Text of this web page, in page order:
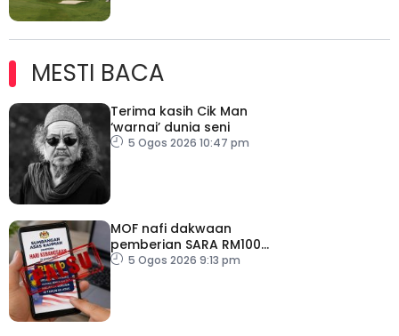
MESTI BACA
Terima kasih Cik Man
‘warnai’ dunia seni
5 Ogos 2026 10:47 pm
MOF nafi dakwaan
pemberian SARA RM100
sempena Hari
5 Ogos 2026 9:13 pm